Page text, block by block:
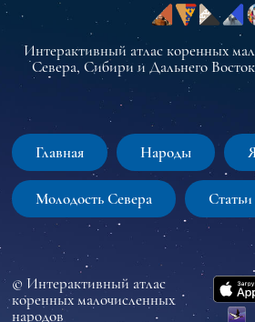
Интерактивный атлас коренных
Севера, Сибири и Дальнего
Главная Народы
Молодость Севера Статьи
© Интерактивный атлас
коренных малочисленных
народов